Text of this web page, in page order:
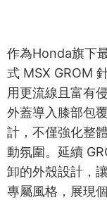
作為Honda旗下
式 MSX GROM
用更流線且富有
外蓋導入膝部包
計，不僅強化整
動氛圍。延續
卸的外殼設計，
專屬風格，展現個